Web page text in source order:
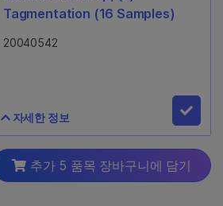
Tagmentation (16 Samples)
20040542
Illumina RNA Prep, (L)
Tagmentation (16 Samples)
자세한 정보
추가 5 품목 장바구니에 담기